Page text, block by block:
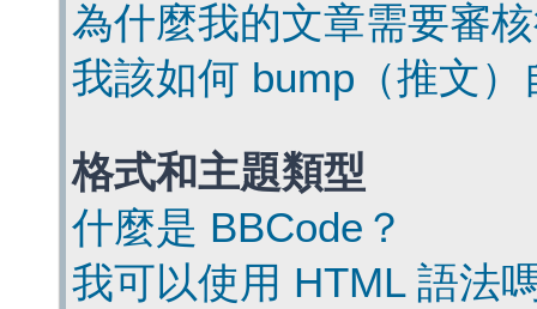
為什麼我的文章需要審
我該如何 bump（推文
格式和主題類型
什麼是 BBCode？
我可以使用 HTML 語法